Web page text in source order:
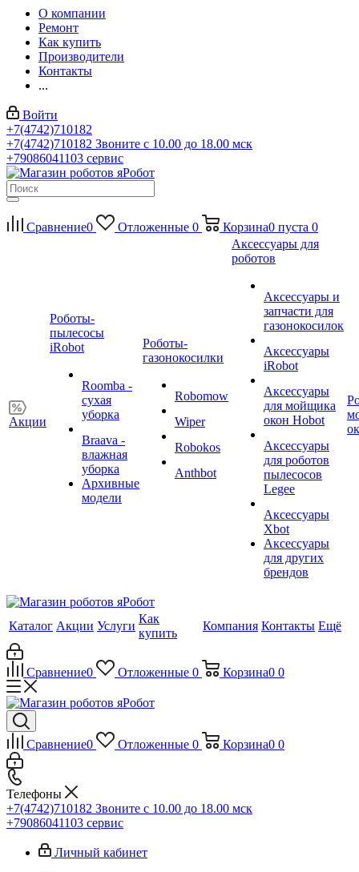
О компании
Ремонт
Как купить
Производители
Контакты
...
Войти
+7(4742)710182
+7(4742)710182 Звоните с 10.00 до 18.00 мск
+79086041103 сервис
Сравнение0 Отложенные 0 Корзина0 пуста 0
Акции
Роботы-
пылесосы
iRobot
Roomba -
сухая
уборка
Braava -
влажная
уборка
Архивные
модели
Роботы-
газонокосилки
Robomow
Wiper
Robokos
Anthbot
Аксессуары для
роботов
Аксессуары и
запчасти для
газонокосилок
Аксессуары
iRobot
Аксессуары
для мойщика
окон Hobot
Аксессуары
для роботов
пылесосов
Legee
Аксессуары
Xbot
Аксессуары
для других
брендов
Каталог Акции Услуги
Как
купить
Компания Контакты Ещё
Сравнение0 Отложенные 0 Корзина0 0
Сравнение0 Отложенные 0 Корзина0 0
Телефоны
+7(4742)710182 Звоните с 10.00 до 18.00 мск
+79086041103 сервис
Личный кабинет